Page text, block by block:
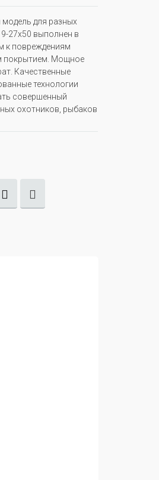
модель для разных
27x50 выполнен в
к повреждениям
покрытием. Мощное
Качественные
технологии
совершенный
охотников, рыбаков